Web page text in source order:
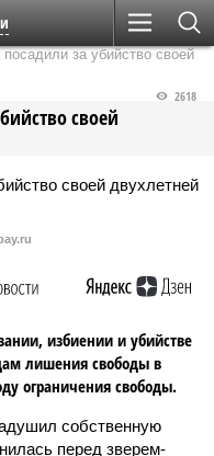
за убийство своей
своей
2618
избиении и убийстве
лишения свободы в
ограничения свободы.
собственную
перед зверем-